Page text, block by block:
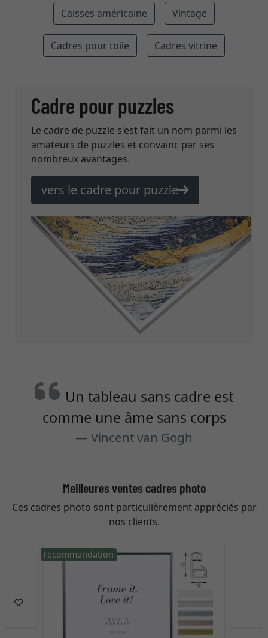
Caisses américaine Vintage
Cadres pour toile Cadres vitrine
Cadre pour puzzles
Le cadre de puzzle s'est fait un nom parmi les
amateurs de puzzles et convainc par ses
nombreux avantages.
vers le cadre pour puzzle
Un tableau sans cadre est
comme une âme sans corps
Vincent van Gogh
Meilleures ventes cadres photo
Ces cadres photo sont particulièrement appréciés par
nos clients.
recommandation